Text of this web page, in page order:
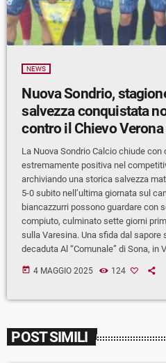
NEWS
Nuova Sondrio,
salvezza conquistata
contro il Chievo Verona
La Nuova Sondrio Calcio chiude
estremamente positiva nel
archiviando una storica salvezza
5-0 subito nell’ultima giornata sul
biancazzurri possono guardare con
compiuto, culminato sette giorni
sulla Varesina. Una sfida dal sapore
decaduta Al “Comunale” di Sona, in
today 4 MAGGIO 2025 124
POST SIMILI